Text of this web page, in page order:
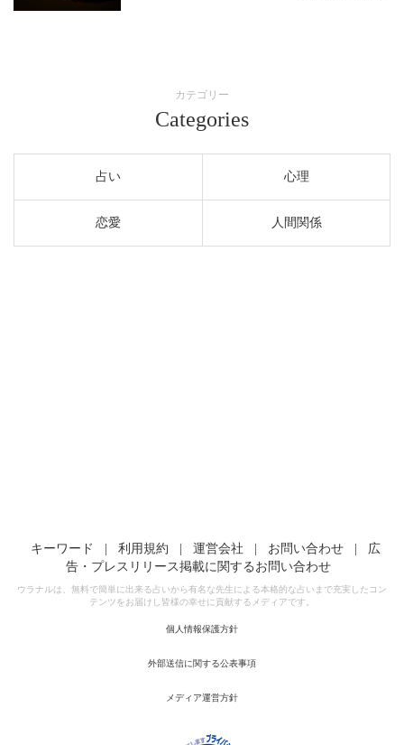
カテゴリー
Categories
占い 心理
恋愛 人間関係
キーワード | 利用規約 | 運営会社 | お問い合わせ |
広
告・プレスリリース掲載に関するお問い合わせ
ウラナルは、無料で簡単に出来る占いから有名な先生による本格的な占いまで充実したコン
テンツをお届けし皆様の幸せに貢献するメディアです。
個人情報保護方針
外部送信に関する公表事項
メディア運営方針